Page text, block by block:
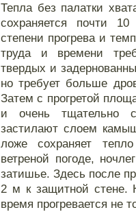
Тепла без палатки
сохраняется почти
степени прогрева и
труда и времени
твердых и
но требует больше
Затем с прогретой
и очень тщательно
застилают слоем
ложе сохраняет
ветреной погоде,
затишье. Здесь после
2 м к защитной стене.
время прогревается не